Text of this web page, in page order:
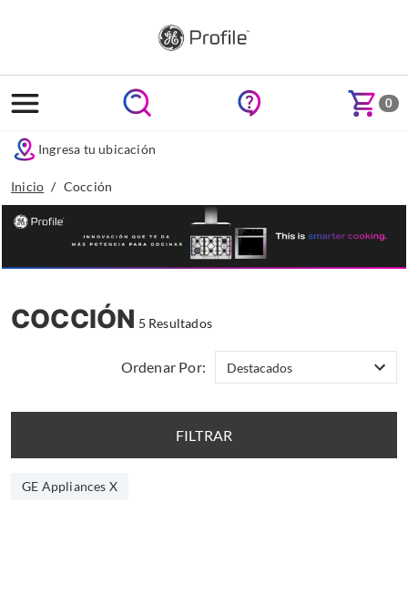
0
Ingresa tu ubicación
Inicio Cocción
COCCIÓN 5 Resultados
Ordenar Por:
FILTRAR
GE Appliances X